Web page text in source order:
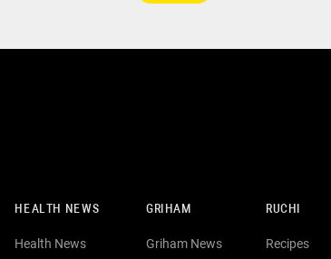
HEALTH NEWS
Health News
GRIHAM
Griham News
RUCHI
Recipes